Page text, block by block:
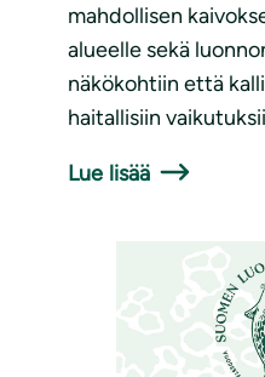
mahdollisen
alueelle sekä
näkökohtiin että
haitallisiin
Lue lisää